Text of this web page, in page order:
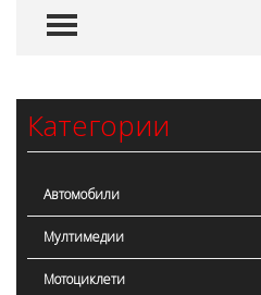
TOGGLE MENU
Категории
Автомобили
Мултимедии
Мотоциклети